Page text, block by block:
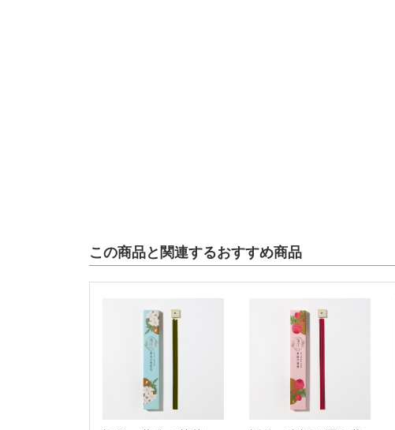
この商品と関連するおすすめ商品